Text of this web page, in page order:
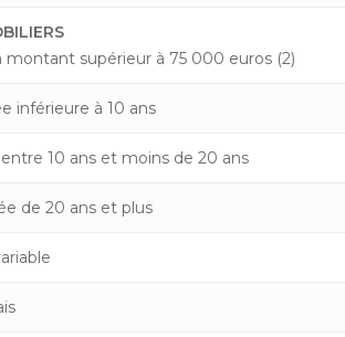
supérieur à 75 000 euros (2)
inférieure à 10 ans
10 ans et moins de 20 ans
de 20 ans et plus